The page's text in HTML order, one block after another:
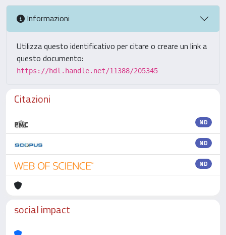
Informazioni
Utilizza questo identificativo per citare o creare un link a
questo documento:
https://hdl.handle.net/11388/205345
Citazioni
ND
ND
ND
social impact